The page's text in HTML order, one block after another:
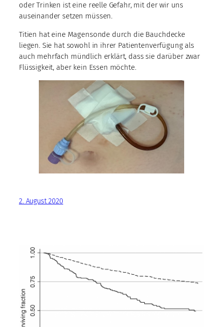
oder Trinken ist eine reelle Gefahr, mit der wir uns
auseinander setzen müssen.
Titien hat eine Magensonde durch die Bauchdecke
liegen. Sie hat sowohl in ihrer Patientenverfügung als
auch mehrfach mündlich erklärt, dass sie darüber zwar
Flüssigkeit, aber kein Essen möchte.
2. August 2020